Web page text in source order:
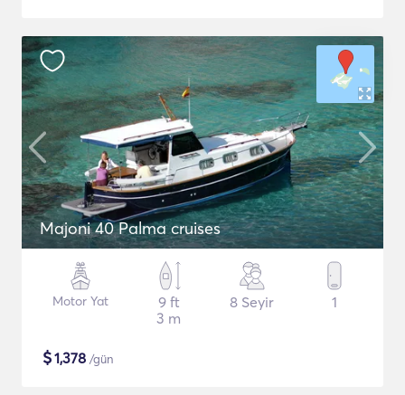
Majoni 40 Palma cruises
Motor Yat
9 ft
3 m
8 Seyir 1
$1,378 /gün